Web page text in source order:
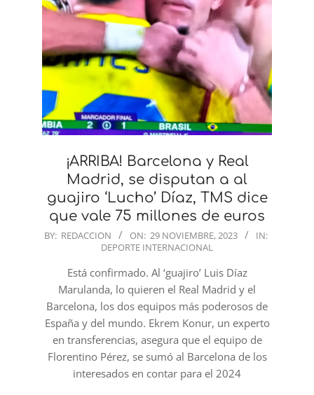
¡ARRIBA! Barcelona y Real
Madrid, se disputan a al
guajiro ‘Lucho’ Díaz, TMS dice
que vale 75 millones de euros
2023-
BY: REDACCION ON: 29 NOVIEMBRE, 2023
IN:
DEPORTE INTERNACIONAL
Está confirmado. Al ‘guajiro’ Luis Díaz
Marulanda, lo quieren el Real Madrid y el
Barcelona, los dos equipos más poderosos de
España y del mundo. Ekrem Konur, un experto
en transferencias, asegura que el equipo de
Florentino Pérez, se sumó al Barcelona de los
interesados en contar para el 2024